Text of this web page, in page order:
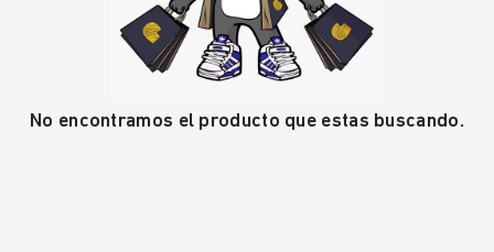
No encontramos el producto que estas buscando.